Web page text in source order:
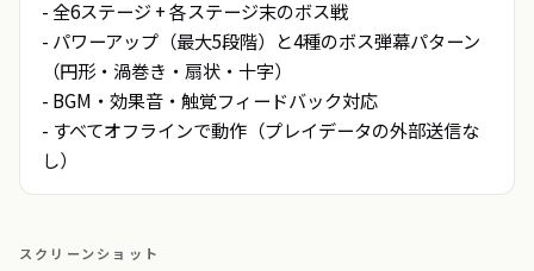
- 全6ステージ + 各ステージ末のボス戦
- パワーアップ（最大5段階）と4種のボス弾幕パターン
（円形・渦巻き・扇状・十字）
- BGM・効果音・触覚フィードバック対応
- すべてオフラインで動作（プレイデータの外部送信な
スクリーンショット